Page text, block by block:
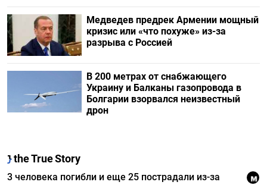
Медведев предрек Армении мощный
кризис или «что похуже» из-за
разрыва с Россией
В 200 метрах от снабжающего
Украину и Балканы газопровода в
Болгарии взорвался неизвестный
дрон